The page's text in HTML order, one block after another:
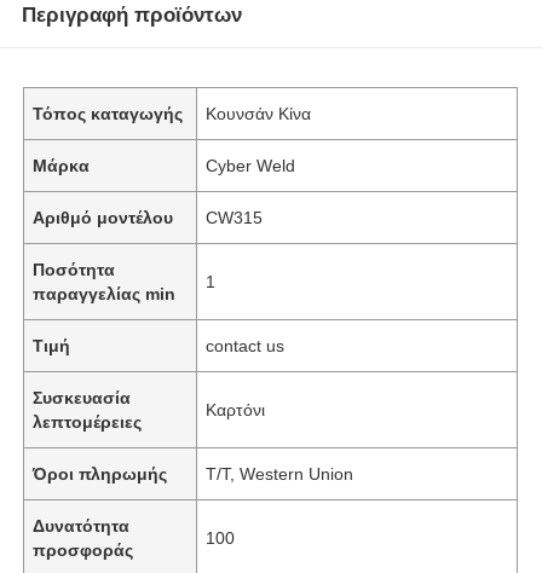
Περιγραφή προϊόντων
Τόπος καταγωγής Κουνσάν Κίνα
Μάρκα Cyber Weld
Αριθμό μοντέλου CW315
Ποσότητα
παραγγελίας min
1
Τιμή contact us
Συσκευασία
λεπτομέρειες
Καρτόνι
Όροι πληρωμής T/T, Western Union
Δυνατότητα
προσφοράς
100